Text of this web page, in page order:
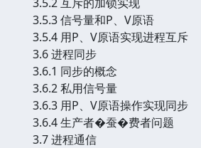
3.5.3 信号量和P、V原语
3.5.4 用P、V原语实现进程互斥
3.6 进程同步
3.6.1 同步的概念
3.6.2 私用信号量
3.6.3 用P、V原语操作实现同步
3.6.4 生产者�蚕�费者问题
3.7 进程通信